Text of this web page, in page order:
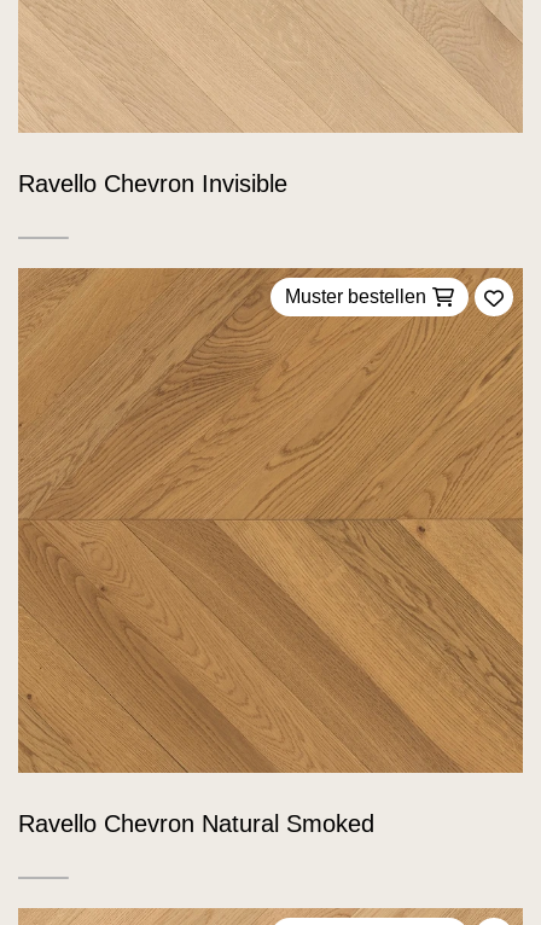
Ravello Chevron Invisible
Muster bestellen
Zu
Ravello Chevron Natural Smoked